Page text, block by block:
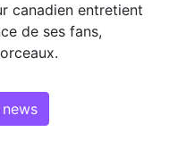
canadien entretient
de ses fans,